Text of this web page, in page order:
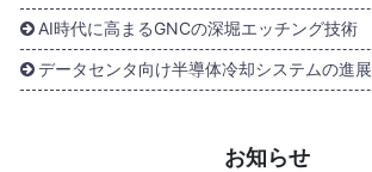
AI時代に高まるGNCの深堀エッチング技術
データセンタ向け半導体冷却システムの進展
お知らせ